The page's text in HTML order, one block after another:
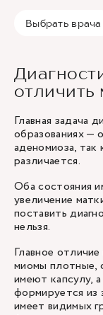
Выбрать врача
Главная задача
образованиях —
аденомиоза, так
различается.
Оба состояния
увеличение
поставить
нельзя.
Главное
миомы плотные,
имеют капсулу,
формируется из
имеет видимых